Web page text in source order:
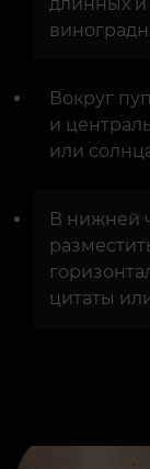
Вокруг
и
или
В нижней
цитаты